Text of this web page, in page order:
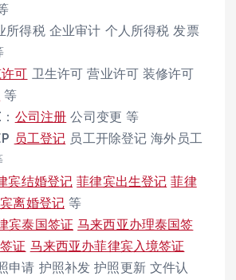
所得税 企业审计 个人所得税 发票
可 卫生许可 营业许可 装修许可
等
公司注册 公司变更 等
员工登记 员工开除登记 海外员工
宾结婚登记 菲律宾出生登记 菲律
离婚登记等
宾泰国签证 马来西亚办理泰国签
证 马来西亚办菲律宾入境签证
申请 护照补发 护照更新 文件认